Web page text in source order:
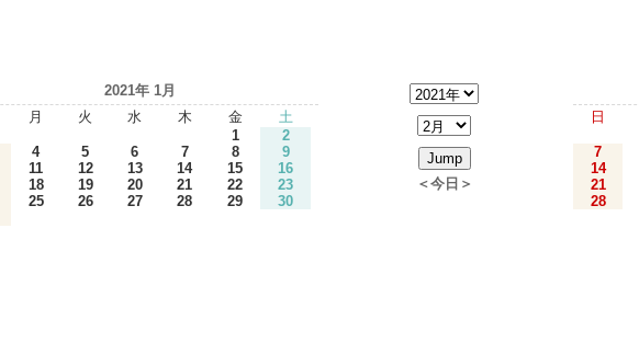
2021年 1月
月 火 水 木 金
土
1
2
4 5 6 7 8
9
11 12 13 14 15
16
18 19 20 21 22
23
25 26 27 28 29
30
＜今日＞
日
7
14
21
28